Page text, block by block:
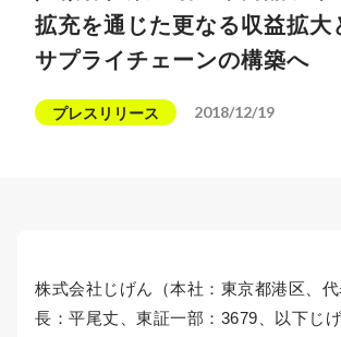
拡充を通じた更なる収益拡大
サプライチェーンの構築へ
プレスリリース 2018/12/19
株式会社じげん（本社：東京都港区、
長：平尾丈、東証一部：3679、以下じ